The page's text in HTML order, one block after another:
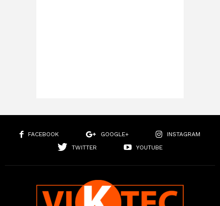
FACEBOOK GOOGLE+
INSTAGRAM
TWITTER
YOUTUBE